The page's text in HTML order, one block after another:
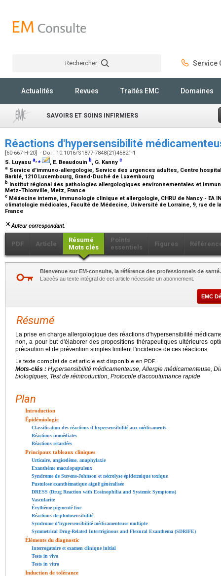
Rechercher Service
Actualités Revues Traités EMC Domaines
SAVOIRS ET SOINS INFIRMIERS
Réactions d'hypersensibilité
[60-667-H-20] - Doi : 10.1016/S1877-7848(21)45821-1
S. Luyasu a,⁎ , E. Beaudouin b, G. Kanny c
a Service d'immuno-allergologie, Service des urgences adultes, Centre
Barblé, 1210 Luxembourg, Grand-Duché de Luxembourg
b Institut régional des pathologies allergologiques environnementales et
Metz-Thionville, Metz, France
c Médecine interne, immunologie clinique et allergologie, CHRU de Nancy - EA
climatologie médicales, Faculté de Médecine, Université de Lorraine, 9, rue de
France
Auteur correspondant.
PDF Article
Résumé
Mots clés
Points
essentiels
Figures
Bienvenue sur EM-consulte, la référence des professionnels de santé.
L’accès au texte intégral de cet article nécessite un abonnement.
EMC
Résumé
La prise en charge allergologique des réactions d'hypersensibilité
non, a pour but d'élaborer des propositions thérapeutiques ultérieures
précaution et de prévention simples limitent l'incidence de ces réactions.
Le texte complet de cet article est disponible en PDF.
Mots-clés : Hypersensibilité médicamenteuse, Allergie médicamenteuse,
biologiques, Test de réintroduction, Protocole d'accoutumance rapide
Plan
Introduction
Épidémiologie
Classification des réactions d'hypersensibilité aux médicaments
Réactions immédiates
Réactions retardées
Principaux tableaux cliniques
Urticaire, angiœdème, anaphylaxie
Exanthème maculopapuleux
Syndrome de Stevens-Johnson et nécrolyse épidermique toxique
Pustulose exanthématique aiguë généralisée
DRESS (Drug Reaction with Eosinophilia and Systemic Symptoms)
Vascularite
Érythème pigmenté fixe
Réactions de photosensibilité
Syndrome d'hypersensibilité médicamenteuse multiple
Symmetrical Drug-Related Intertriginous and Flexural Exanthema (SDRIFE)
Éléments du diagnostic
Interrogatoire et examen clinique initial
Tests in vivo
Tests in vitro
Induction de tolérance